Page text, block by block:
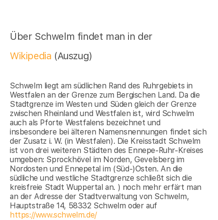
Über Schwelm findet man in der
Wikipedia (Auszug)
Schwelm liegt am südlichen Rand des Ruhrgebiets in
Westfalen an der Grenze zum Bergischen Land. Da die
Stadtgrenze im Westen und Süden gleich der Grenze
zwischen Rheinland und Westfalen ist, wird Schwelm
auch als Pforte Westfalens bezeichnet und
insbesondere bei älteren Namensnennungen findet sich
der Zusatz i. W. (in Westfalen). Die Kreisstadt Schwelm
ist von drei weiteren Städten des Ennepe-Ruhr-Kreises
umgeben: Sprockhövel im Norden, Gevelsberg im
Nordosten und Ennepetal im (Süd-)Osten. An die
südliche und westliche Stadtgrenze schließt sich die
kreisfreie Stadt Wuppertal an. ) noch mehr erfärt man
an der Adresse der Stadtverwaltung von Schwelm,
Hauptstraße 14, 58332 Schwelm oder auf
https://www.schwelm.de/